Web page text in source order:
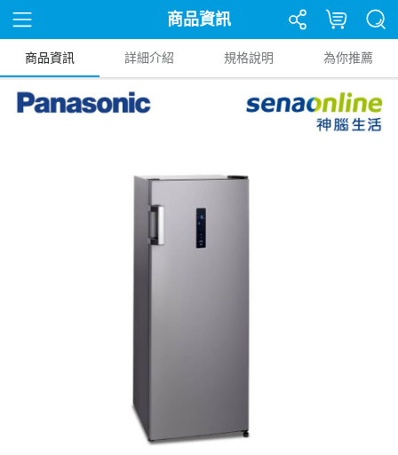
商品資訊
商品資訊 詳細介紹 規格說明 為你推薦